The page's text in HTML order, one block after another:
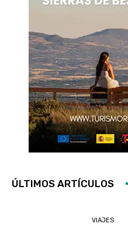
ÚLTIMOS ARTÍCULOS
VIAJES